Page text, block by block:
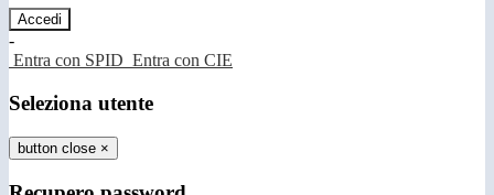
-
Entra con SPID Entra con CIE
Seleziona utente
button close ×